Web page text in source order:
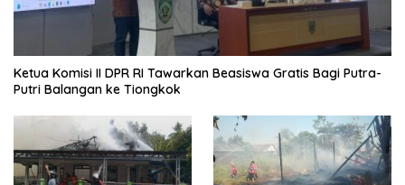
Ketua Komisi II DPR RI Tawarkan Beasiswa Gratis Bagi Putra-
Putri Balangan ke Tiongkok